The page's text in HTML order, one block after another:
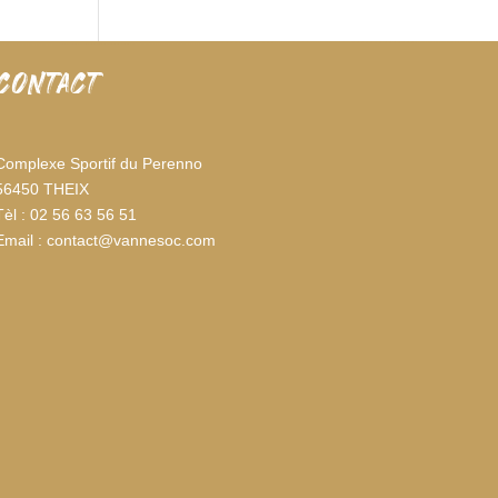
Sportif du Perenno
THEIX
: 02 56 63 56 51
: contact@vannesoc.com